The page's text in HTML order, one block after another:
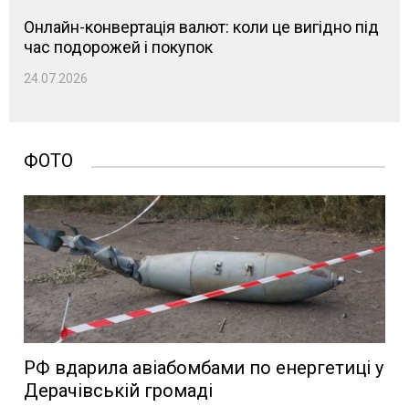
Онлайн-конвертація валют: коли це вигідно під
час подорожей і покупок
24.07.2026
ФОТО
РФ вдарила авіабомбами по енергетиці у
Дерачівській громаді